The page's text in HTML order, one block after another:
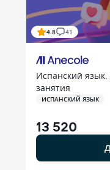
4.8 41
Испанский
занятия
ИСПАНСКИЙ ЯЗЫК
13 520